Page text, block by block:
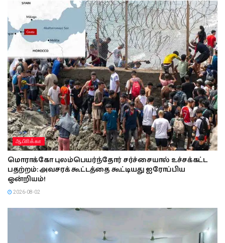
ஆபிாிக்கா
மொராக்கோ புலம்பெயர்ந்தோர் சர்ச்சையால் உச்சக்கட்ட
பதற்றம்: அவசரக் கூட்டத்தை கூட்டியது ஐரோப்பிய
ஒன்றியம்!
2026-08-02